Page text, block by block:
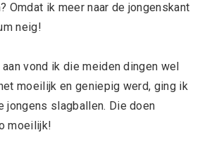
Omdat ik meer naar de jongenskant
neig!
vond ik die meiden dingen wel
moeilijk en geniepig werd, ging ik
jongens slagballen. Die doen
moeilijk!